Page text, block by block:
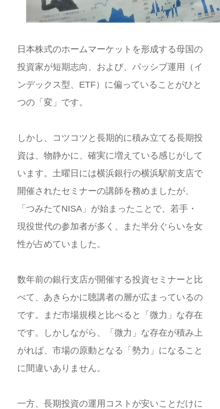
日本株式のホームマーケットを形成する母国の
投資家が短期志向、および、パッシブ運用（イ
ンデックス型、ETF）に偏っていることがひと
つの「変」です。
しかし、コツコツと長期的に積み立てる長期投
資は、物静かに、確実に増えている感じがして
います。土曜日には横浜銀行の横浜駅前支店で
開催されたセミナーの講師を務めましたが、
「つみたてNISA」が始まったことで、若手・
現役世代の参加者が多く、また半分ぐらいを女
性が占めていました。
数年前の銀行支店が開催する投資セミナーと比
べて、あきらかに聴講者の層が広まっているの
です。まだ市場規模と比べると「微力」な存在
です。しかしながら、「微力」な存在が積み上
がれば、市場の原動となる「勢力」になること
に間違いありません。
一方、長期投資の運用コストが安いことだけに